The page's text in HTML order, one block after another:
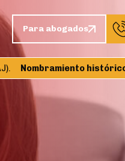
Para abogados
Nombramiento histórico: